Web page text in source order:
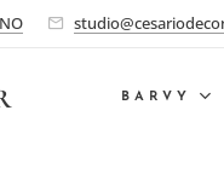
BARVY